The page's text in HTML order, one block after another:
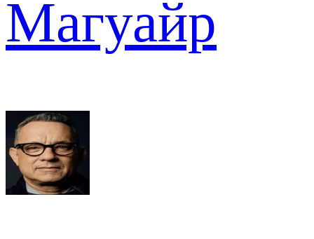
Магуайр